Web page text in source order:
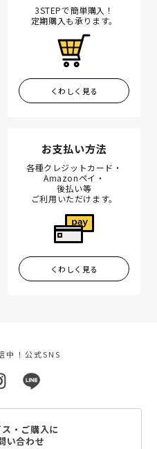
3STEPで簡単購入！
定期購入も承ります。
くわしく見る
お支払い方法
各種クレジットカード・
Amazonペイ・
後払い等
ご利用いただけます。
くわしく見る
中！公式SNS
・ご購入に
い合わせ